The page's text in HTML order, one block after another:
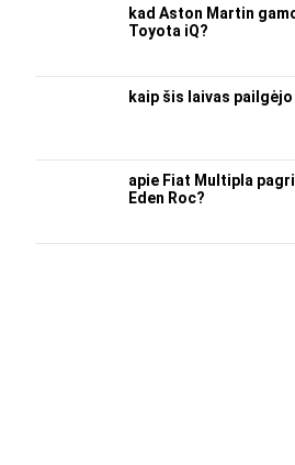
kad Aston Martin
Toyota iQ?
kaip šis laivas
apie Fiat Multipla
Eden Roc?